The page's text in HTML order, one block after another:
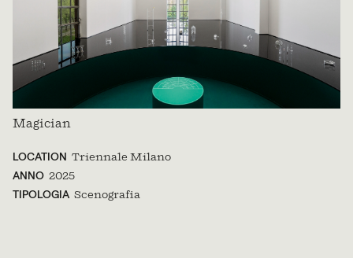
Magician
LOCATION Triennale Milano
ANNO 2025
TIPOLOGIA Scenografia